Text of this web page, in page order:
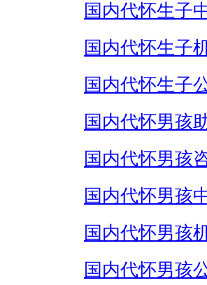
国内代怀生子
国内代怀生子
国内代怀生子
国内代怀男孩
国内代怀男孩
国内代怀男孩
国内代怀男孩
国内代怀男孩